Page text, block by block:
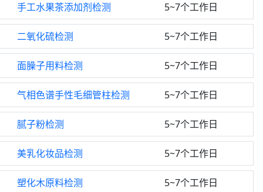
手工水果茶添加剂检测 5~7个工作日
二氧化硫检测 5~7个工作日
面臊子用料检测 5~7个工作日
气相色谱手性毛细管柱检测 5~7个工作日
腻子粉检测 5~7个工作日
美乳化妆品检测 5~7个工作日
塑化木原料检测 5~7个工作日